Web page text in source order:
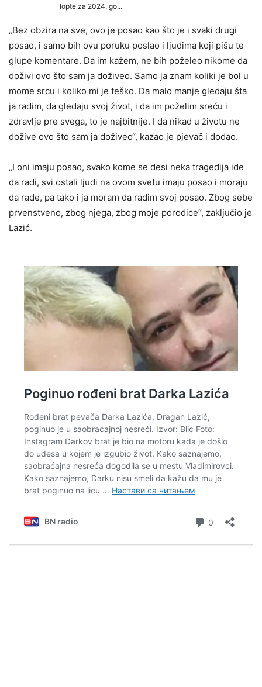
„Bez obzira na sve, ovo je posao kao što je i svaki drugi
posao, i samo bih ovu poruku poslao i ljudima koji pišu te
glupe komentare. Da im kažem, ne bih poželeo nikome da
doživi ovo što sam ja doživeo. Samo ja znam koliki je bol u
mome srcu i koliko mi je teško. Da malo manje gledaju šta
ja radim, da gledaju svoj život, i da im poželim sreću i
zdravlje pre svega, to je najbitnije. I da nikad u životu ne
dožive ovo što sam ja doživeo“, kazao je pjevač i dodao.
„I oni imaju posao, svako kome se desi neka tragedija ide
da radi, svi ostali ljudi na ovom svetu imaju posao i moraju
da rade, pa tako i ja moram da radim svoj posao. Zbog sebe
prvenstveno, zbog njega, zbog moje porodice“, zaključio je
Lazić.